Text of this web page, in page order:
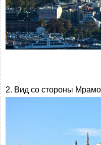
2. Вид со стороны